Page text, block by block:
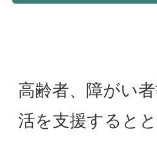
高齢者、障がい
活を支援すると